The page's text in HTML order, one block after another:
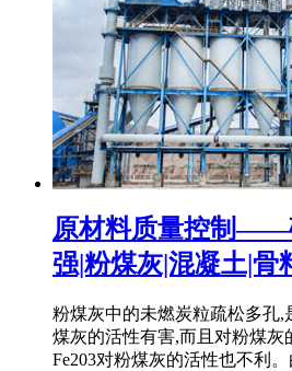
原材料质量控制——
强|粉煤灰|混凝土|骨
粉煤灰中的未燃炭粒疏松多孔,
煤灰的活性有害,而且对粉煤灰
Fe203对粉煤灰的活性也不利